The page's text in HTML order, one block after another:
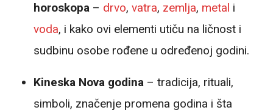
horoskopa – drvo, vatra, zemlja, metal i
voda, i kako ovi elementi utiču na ličnost i
sudbinu osobe rođene u određenoj godini.
Kineska Nova godina – tradicija, rituali,
simboli, značenje promena godina i šta